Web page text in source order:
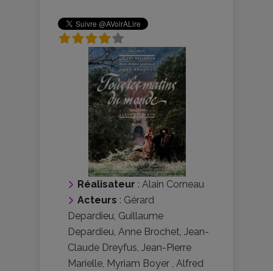
Réalisateur : Alain Corneau
Acteurs : Gérard
Depardieu Guillaume
Depardieu Anne Brochet Jean-
Claude Dreyfus Jean-Pierre
Marielle Myriam Boyer
Alfred